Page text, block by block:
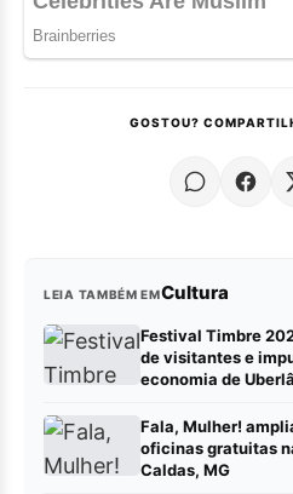
GOSTOU?
LEIA TAMBÉM EMCultura
Festival Timbre
de visitantes e
economia de
Fala, Mulher!
oficinas gratuitas
Caldas, MG